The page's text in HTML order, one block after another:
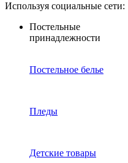
Используя социальные сети:
Постельные
принадлежности
Постельное белье
Пледы
Детские товары